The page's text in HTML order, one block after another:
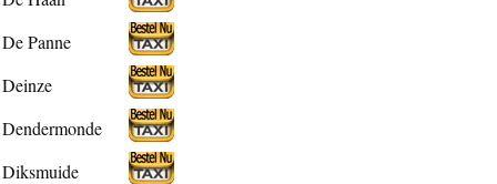
De Panne
Deinze
Dendermonde
Diksmuide